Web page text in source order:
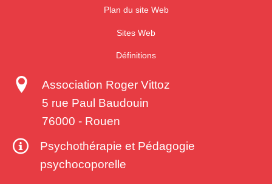
Plan du site Web
Sites Web
Définitions
Association Roger Vittoz
5 rue Paul Baudouin
76000 - Rouen
Psychothérapie et Pédagogie
psychocoporelle